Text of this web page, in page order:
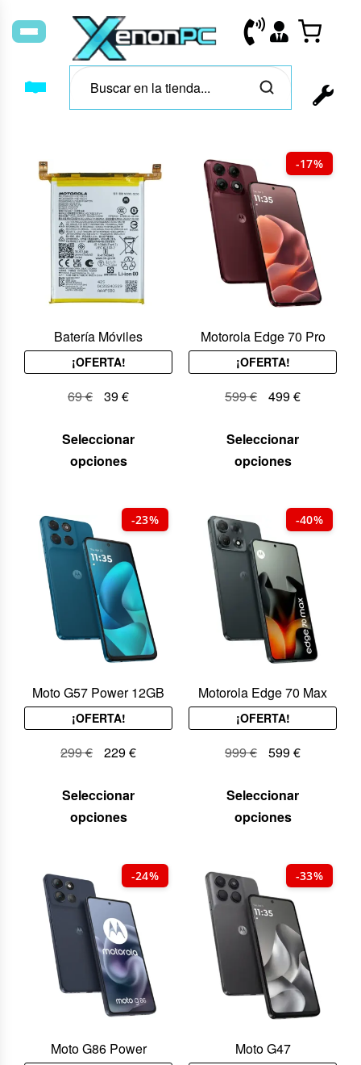
Batería Móviles
¡OFERTA!
69€ 39€
Seleccionar
opciones
-17%
Motorola Edge 70 Pro
¡OFERTA!
599€ 499€
Seleccionar
opciones
-23%
Moto G57 Power 12GB
¡OFERTA!
299€ 229€
Seleccionar
opciones
-40%
Motorola Edge 70 Max
¡OFERTA!
999€ 599€
Seleccionar
opciones
-24%
Moto G86 Power
-33%
Moto G47